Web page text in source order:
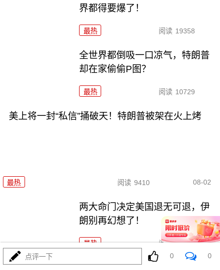
界都得要爆了！
最热 阅读 19358
全世界都倒吸一口凉气，特朗普
却在家偷偷P图？
最热 阅读 10729
美上将一封“私信”捅破天！特朗普被架在火上烤
最热 阅读 9410 08-02
两大命门决定美国退无可退，伊
朗别再幻想了！
最热 阅读 7018
打伊朗五个月仗，把美军打成了
点评一下 0 0